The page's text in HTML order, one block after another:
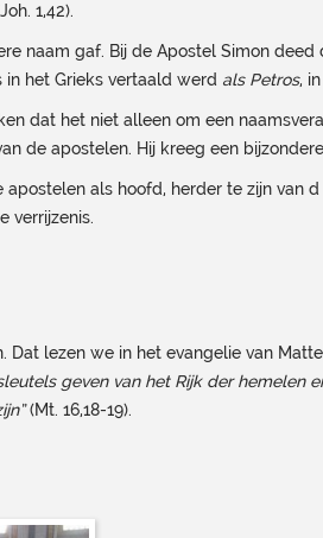
1,42).
naam gaf. Bij de Apostel Simon deed
in het Grieks vertaald werd als Petros,
dat het niet alleen om een
de apostelen. Hij kreeg een
als hoofd, herder te zijn van
verrijzenis.
Dat lezen we in het evangelie van
geven van het Rijk der
(Mt. 16,18-19).